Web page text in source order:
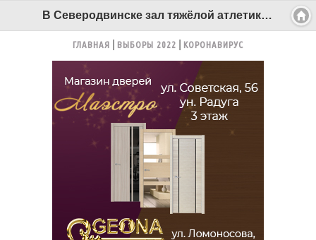
В Северодвинске зал тяжёлой атлетики торжественно открывать не стали - Беломорканал Северодвинск tv29.ru
ГЛАВНАЯ ВЫБОРЫ 2022 КОРОНАВИРУС